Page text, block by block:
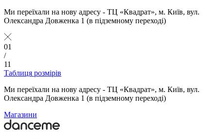
Ми переїхали на нову адресу - ТЦ «Квадрат», м. Київ, вул.
Олександра Довженка 1 (в підземному переході)
01
/
11
Таблиця розмірів
Ми переїхали на нову адресу - ТЦ «Квадрат», м. Київ, вул.
Олександра Довженка 1 (в підземному переході)
Магазини